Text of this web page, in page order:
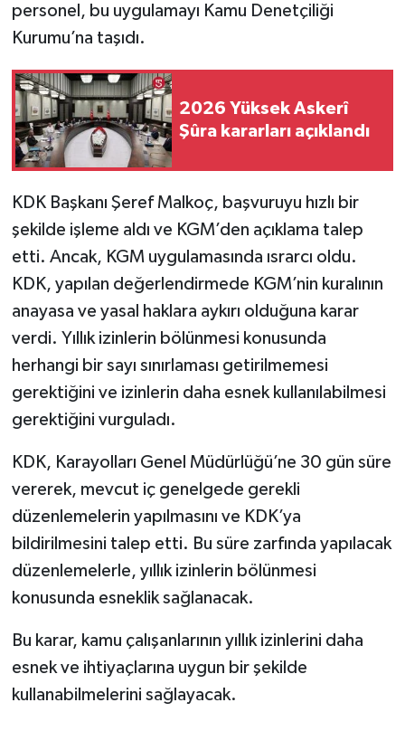
personel, bu uygulamayı Kamu Denetçiliği
Kurumu’na taşıdı.
2026 Yüksek Askerî
Şûra kararları açıklandı
KDK Başkanı Şeref Malkoç, başvuruyu hızlı bir
şekilde işleme aldı ve KGM’den açıklama talep
etti. Ancak, KGM uygulamasında ısrarcı oldu.
KDK, yapılan değerlendirmede KGM’nin kuralının
anayasa ve yasal haklara aykırı olduğuna karar
verdi. Yıllık izinlerin bölünmesi konusunda
herhangi bir sayı sınırlaması getirilmemesi
gerektiğini ve izinlerin daha esnek kullanılabilmesi
gerektiğini vurguladı.
KDK, Karayolları Genel Müdürlüğü’ne 30 gün süre
vererek, mevcut iç genelgede gerekli
düzenlemelerin yapılmasını ve KDK’ya
bildirilmesini talep etti. Bu süre zarfında yapılacak
düzenlemelerle, yıllık izinlerin bölünmesi
konusunda esneklik sağlanacak.
Bu karar, kamu çalışanlarının yıllık izinlerini daha
esnek ve ihtiyaçlarına uygun bir şekilde
kullanabilmelerini sağlayacak.